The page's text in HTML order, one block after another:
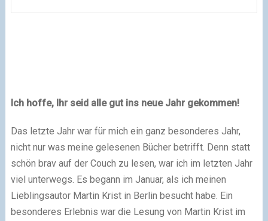
Ich hoffe, Ihr seid alle gut ins neue Jahr gekommen!
Das letzte Jahr war für mich ein ganz besonderes Jahr,
nicht nur was meine gelesenen Bücher betrifft. Denn statt
schön brav auf der Couch zu lesen, war ich im letzten Jahr
viel unterwegs. Es begann im Januar, als ich meinen
Lieblingsautor Martin Krist in Berlin besucht habe. Ein
besonderes Erlebnis war die Lesung von Martin Krist im